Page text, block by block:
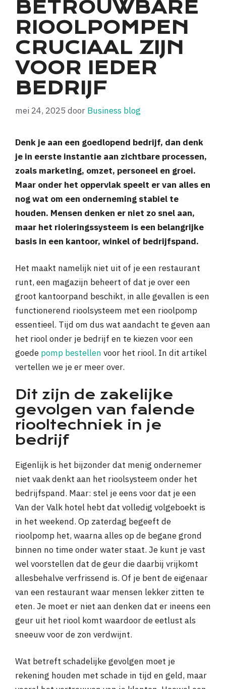
BETROUWBARE
RIOOLPOMPEN
CRUCIAAL ZIJN
VOOR IEDER
BEDRIJF
mei 24, 2025 door Business blog
Denk je aan een goedlopend bedrijf, dan denk
je in eerste instantie aan zichtbare processen,
zoals marketing, omzet, personeel en groei.
Maar onder het oppervlak speelt er van alles en
nog wat om een onderneming stabiel te
houden. Mensen denken er niet zo snel aan,
maar het rioleringssysteem is een belangrijke
basis in een kantoor, winkel of bedrijfspand.
Het maakt namelijk niet uit of je een restaurant
runt, een magazijn beheert of dat je over een
groot kantoorpand beschikt, in alle gevallen is een
functionerend rioolsysteem met een rioolpomp
essentieel. Tijd om dus wat aandacht te geven aan
het riool onder je bedrijf en te kiezen voor een
goede pomp bestellen voor het riool. In dit artikel
vertellen we je er meer over.
Dit zijn de zakelijke
gevolgen van falende
riooltechniek in je
bedrijf
Eigenlijk is het bijzonder dat menig ondernemer
niet vaak denkt aan het rioolsysteem onder het
bedrijfspand. Maar: stel je eens voor dat je een
Van der Valk hotel hebt dat volledig volgeboekt is
in het weekend. Op zaterdag begeeft de
rioolpomp het, waarna alles op de begane grond
binnen no time onder water staat. Je kunt je vast
wel voorstellen dat de geur die daarbij vrijkomt
allesbehalve verfrissend is. Of je bent de eigenaar
van een restaurant waar mensen lekker zitten te
eten. Je moet er niet aan denken dat er ineens een
geur uit het riool komt waardoor de eetlust als
sneeuw voor de zon verdwijnt.
Wat betreft schadelijke gevolgen moet je
rekening houden met schade in tijd en geld, maar